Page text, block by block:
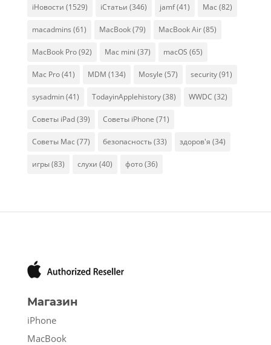
iНовости (1529) iСтатьи (346) jamf(41) Mac (82)
macadmins (61) MacBook(79) MacBook Air(85)
MacBook Pro(92) Mac mini (37) macOS (65)
Mac Pro(41) MDM (134) Mosyle (57) security(91)
sysadmin(41) TodayinApplehistory(38) WWDC (32)
Советы iPad(39) Советы iPhone (71)
Советы Mac (77) безопасность(33) здоров'я (34)
игры(83) слухи (40) фото(36)
Магазин
iPhone
MacBook